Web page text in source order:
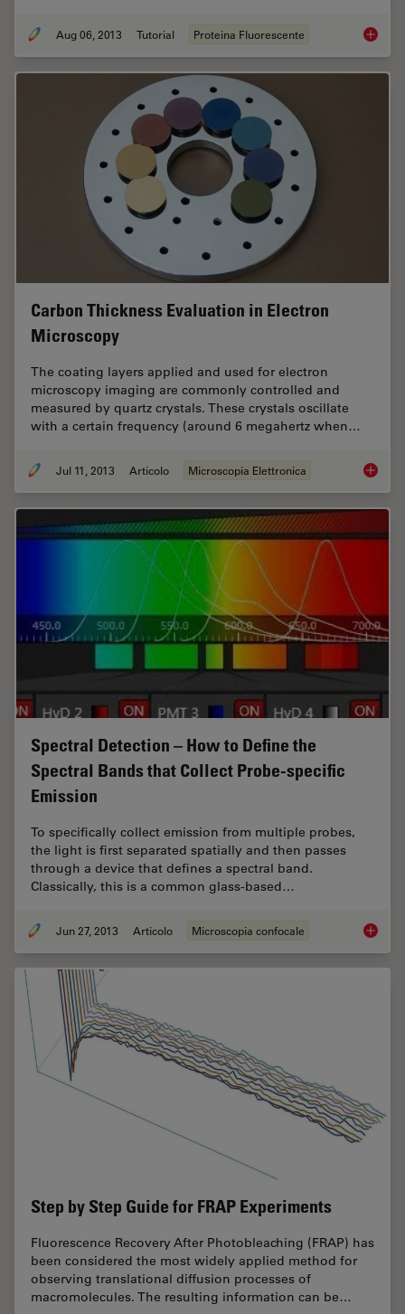
Aug 06, 2013 Tutorial Proteina Fluorescente
Carbon Thickness Evaluation in Electron
Microscopy
The coating layers applied and used for electron
microscopy imaging are commonly controlled and
measured by quartz crystals. These crystals oscillate
with a certain frequency (around 6 megahertz when…
Jul 11, 2013 Articolo Microscopia Elettronica Carbon
Spectral Detection – How to Define the
Spectral Bands that Collect Probe-specific
Emission
To specifically collect emission from multiple probes,
the light is first separated spatially and then passes
through a device that defines a spectral band.
Classically, this is a common glass-based…
Jun 27, 2013 Articolo Microscopia confocale
Step by Step Guide for FRAP Experiments
Fluorescence Recovery After Photobleaching (FRAP) has
been considered the most widely applied method for
observing translational diffusion processes of
macromolecules. The resulting information can be…